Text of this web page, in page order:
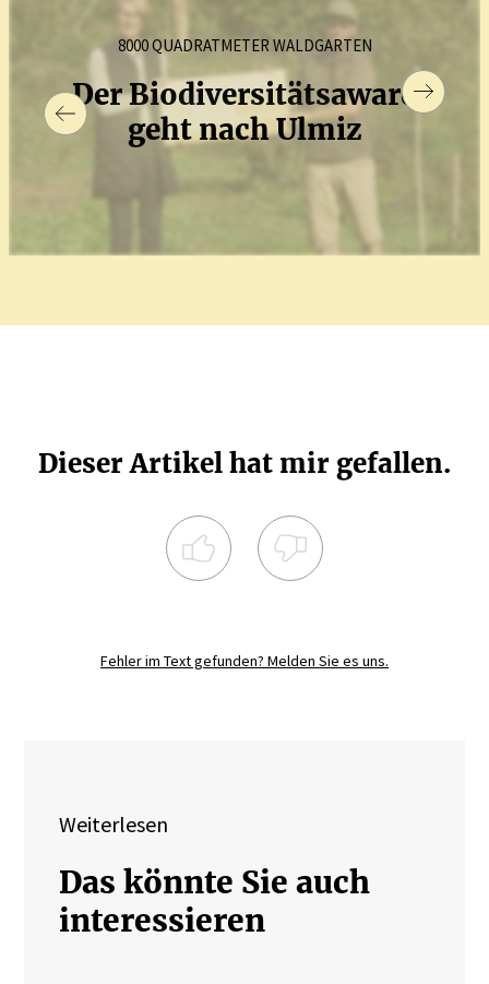
8000 QUADRATMETER WALDGARTEN
Der Biodi­ver­si­tätsaward
geht nach Ulmiz
Dieser Artikel hat mir gefallen.
Fehler im Text gefunden? Melden Sie es uns.
Weiterlesen
Das könnte Sie auch
interessieren